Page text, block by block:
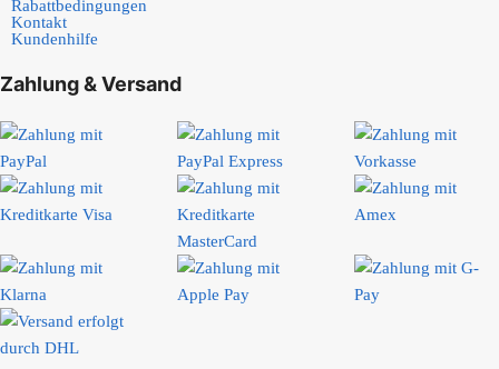
Rabattbedingungen
Kontakt
Kundenhilfe
Zahlung & Versand